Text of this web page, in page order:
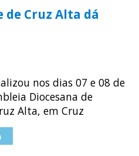
de Cruz Alta dá
nos dias 07 e 08 de
Diocesana de
Alta, em Cruz